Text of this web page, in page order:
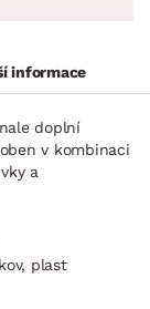
informace
doplní
v kombinaci
a
plast